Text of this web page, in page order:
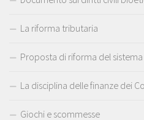
La riforma tributaria
Proposta di riforma del
La disciplina delle finanze dei
Giochi e scommesse